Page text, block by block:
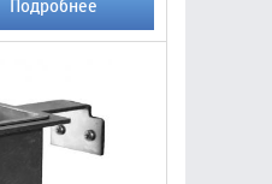
Подробнее